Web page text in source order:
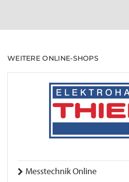
WEITERE ONLINE-SHOPS
Messtechnik Online